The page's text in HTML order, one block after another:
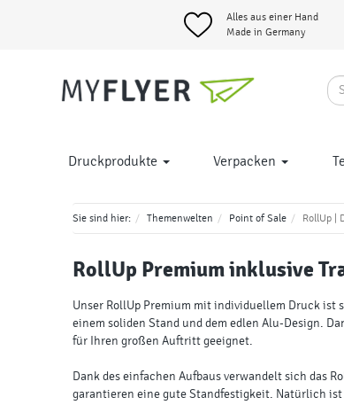
Alles aus einer Hand
Made in Germany
Druckprodukte Verpacken
Sie sind hier: Themenwelten Point of Sale RollUp |
RollUp Premium inklusive
Unser RollUp Premium mit individuellem Druck ist
einem soliden Stand und dem edlen Alu-Design.
für Ihren großen Auftritt geeignet.
Dank des einfachen Aufbaus verwandelt sich das
garantieren eine gute Standfestigkeit. Natürlich